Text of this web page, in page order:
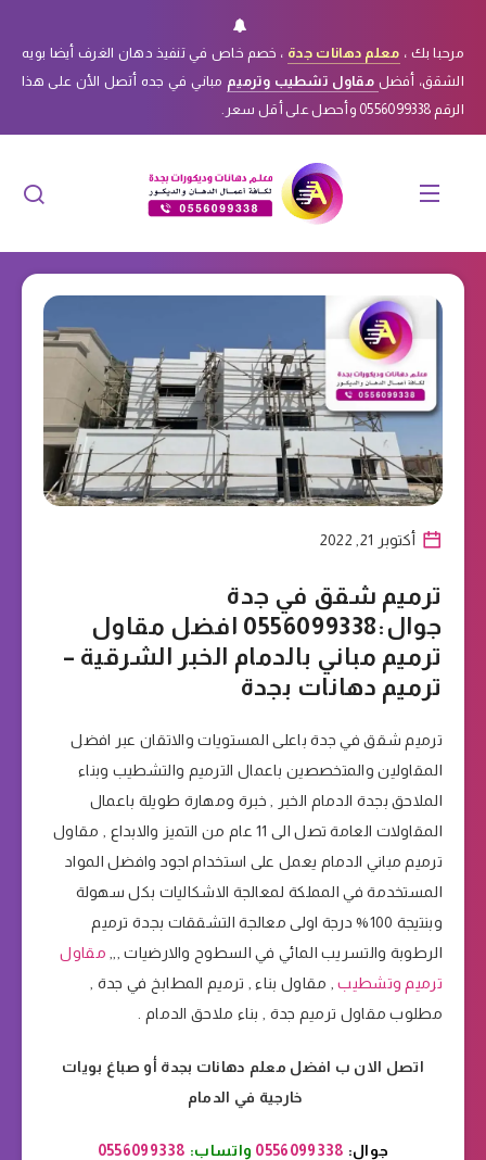
مرحبا بك ، معلم دهانات جدة ، خصم خاص في تنفيذ دهان الغرف أيضا بويه
الشقق، أفضل مقاول تشطيب وترميم مباني في جده أتصل الأن على هذا
الرقم 0556099338 وأحصل على أقل سعر.
أكتوبر 21, 2022
ترميم شقق في جدة
جوال:0556099338 افضل مقاول
ترميم مباني بالدمام الخبر الشرقية –
ترميم دهانات بجدة
ترميم شقق في جدة باعلى المستويات والاتقان عبر افضل
المقاولين والمتخصصين باعمال الترميم والتشطيب وبناء
الملاحق بجدة الدمام الخبر , خبرة ومهارة طويلة باعمال
المقاولات العامة تصل الى 11 عام من التميز والابداع , مقاول
ترميم مباني الدمام يعمل على استخدام اجود وافضل المواد
المستخدمة في المملكة لمعالجة الاشكاليات بكل سهولة
وبنتيجة 100% درجة اولى معالجة التشققات بجدة ترميم
الرطوبة والتسريب المائي في السطوح والارضيات ,,, مقاول
ترميم وتشطيب, مقاول بناء , ترميم المطابخ في جدة ,
مطلوب مقاول ترميم جدة , بناء ملاحق الدمام .
اتصل الان ب افضل معلم دهانات بجدة أو صباغ بويات
خارجية في الدمام
جوال: 0556099338 واتساب: 0556099338